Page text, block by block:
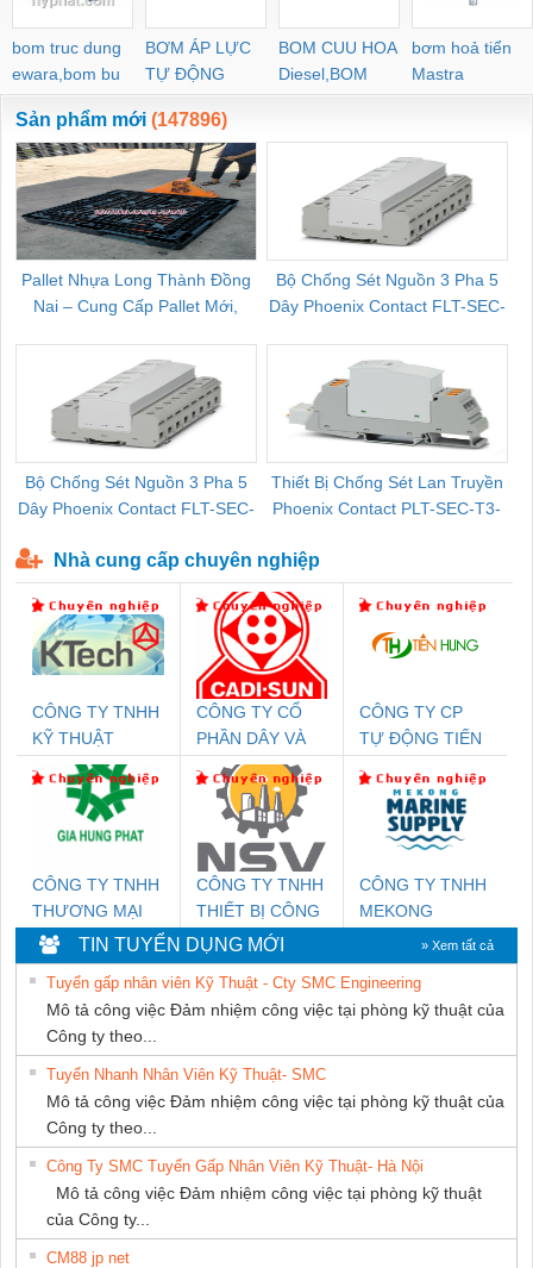
bom truc dung
ewara,bom bu
ewara
BƠM ÁP LỰC
TỰ ĐỘNG
BOM CUU HOA
Diesel,BOM
CHUA CHAY
bơm hoả tiển
Mastra
Sản phẩm mới (147896)
Pallet Nhựa Long Thành Đồng
Nai – Cung Cấp Pallet Mới,
Bộ Chống Sét Nguồn 3 Pha 5
Dây Phoenix Contact FLT-SEC-
Bộ Chống Sét Nguồn 3 Pha 5
Dây Phoenix Contact FLT-SEC-
Thiết Bị Chống Sét Lan Truyền
Phoenix Contact PLT-SEC-T3-
Nhà cung cấp chuyên nghiệp
CÔNG TY TNHH
KỸ THUẬT
KTECH VIỆT
NAM
CÔNG TY CỔ
PHẦN DÂY VÀ
CÁP ĐIỆN
THƯỢNG ĐÌNH
CÔNG TY CP
TỰ ĐỘNG TIẾN
CÔNG TY TNHH
THƯƠNG MẠI
DỊCH VỤ KỸ
THUẬT ĐIỆN CƠ
GIA HƯNG PHÁT
CÔNG TY TNHH
THIẾT BỊ CÔNG
NGHIỆP NIHON
SETSUBI VIỆT
NAM
CÔNG TY TNHH
MEKONG
SUPPLY
TIN TUYỂN DỤNG MỚI » Xem tất cả
Tuyển gấp nhân viên Kỹ Thuật - Cty SMC Engineering
Mô tả công việc Đảm nhiệm công việc tại phòng kỹ thuật của
Công ty theo...
Tuyển Nhanh Nhân Viên Kỹ Thuật- SMC
Mô tả công việc Đảm nhiệm công việc tại phòng kỹ thuật của
Công ty theo...
Công Ty SMC Tuyển Gấp Nhân Viên Kỹ Thuật- Hà Nội
Mô tả công việc Đảm nhiệm công việc tại phòng kỹ thuật
của Công ty...
CM88 jp net